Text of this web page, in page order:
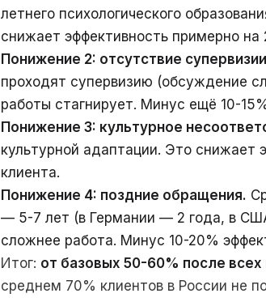
летнего психологического
снижает эффективность примерно на
Понижение 2: отсутствие
проходят супервизию (обсуждение
работы стагнирует. Минус ещё 10-
Понижение 3: культурное
культурной адаптации. Это снижает
клиента.
Понижение 4: поздние обращения.
— 5-7 лет (в Германии — 2 года, в
сложнее работа. Минус 10-20%
Итог: от базовых 50-60% после
среднем 70% клиентов в России не